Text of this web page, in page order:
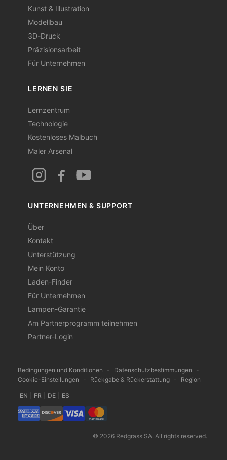
Kunst & Illustration
Modellbau
3D-Druck
Präzisionsarbeit
Für Unternehmen
LERNEN SIE
Lernzentrum
Technologie
Kostenloses Malbuch
Maler Arsenal
UNTERNEHMEN & SUPPORT
Über
Kontakt
Unterstützung
Mein Konto
Laden-Finder
Für Unternehmen
Lampen-Garantie
Am Partnerprogramm teilnehmen
Partner-Login
Bedingungen und Konditionen - Datenschutzbestimmungen
-
Cookie-Einstellungen
- Rückgabe & Rückerstattung - Region
EN FR DE ES
© 2026 Redgrass SA. All rights reserved.